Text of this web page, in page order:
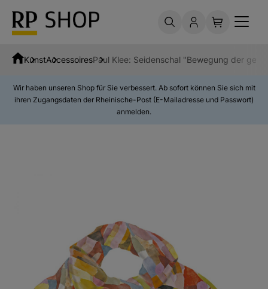
KunstAccessoiresPaul Klee: Seidenschal "Bewegung der
Wir haben unseren Shop für Sie verbessert. Ab sofort können Sie sich mit
ihren Zugangsdaten der Rheinische-Post (E-Mailadresse und Passwort)
anmelden.